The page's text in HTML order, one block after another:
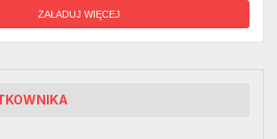
ZAŁADUJ WIĘCEJ